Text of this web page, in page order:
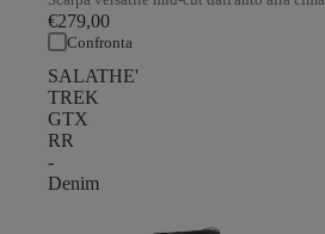
€279,00
Confronta
SALATHE'
TREK
GTX
RR
-
Denim